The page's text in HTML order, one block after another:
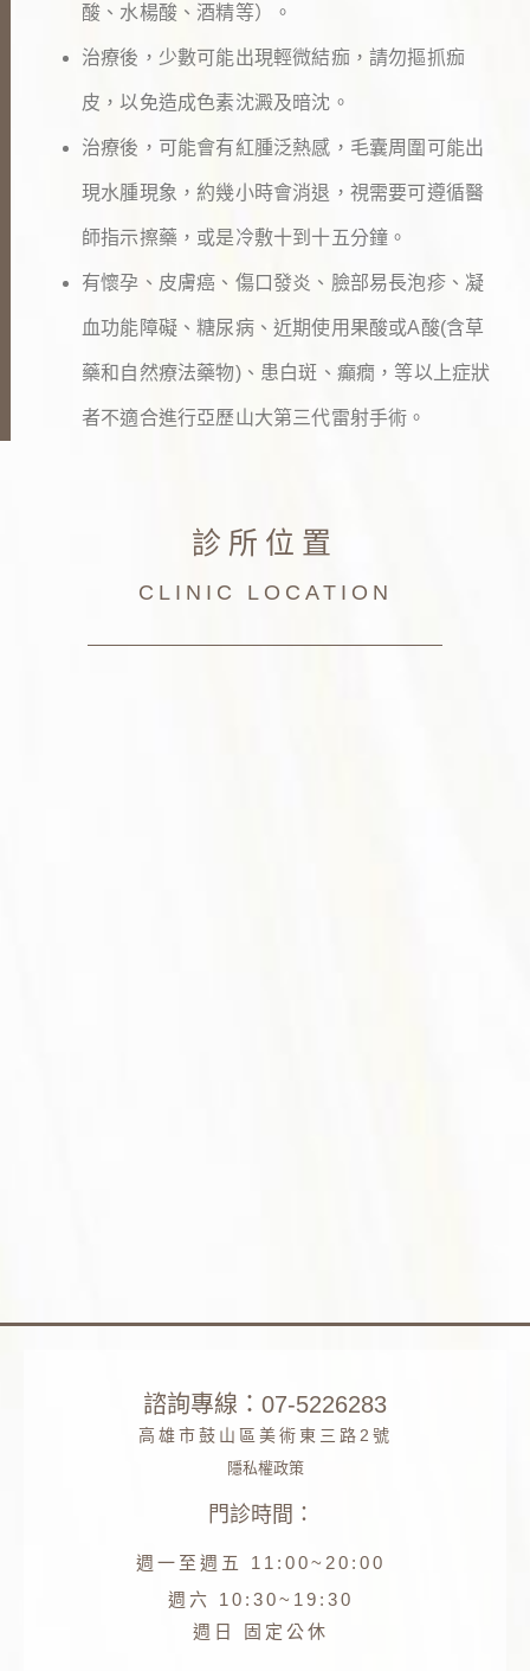
酸、水楊酸、酒精等）。
治療後，少數可能出現輕微結痂，請勿摳抓痂
皮，以免造成色素沈澱及暗沈。
治療後，可能會有紅腫泛熱感，毛囊周圍可能出
現水腫現象，約幾小時會消退，視需要可遵循醫
師指示擦藥，或是冷敷十到十五分鐘。
有懷孕、皮膚癌、傷口發炎、臉部易長泡疹、凝
血功能障礙、糖尿病、近期使用果酸或A酸(含草
藥和自然療法藥物)、患白斑、癲癇，等以上症狀
者不適合進行亞歷山大第三代雷射手術。
診所位置
CLINIC LOCATION
諮詢專線：07-5226283
高雄市鼓山區美術東三路2號
隱私權政策
門診時間：
週一至週五 11:00~20:00
週六 10:30~19:30
週日 固定公休